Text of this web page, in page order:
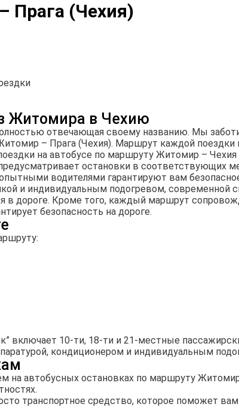
Прага (Чехия)
Житомира в Чехию
отвечающая своему названию. Мы
– Прага (Чехия). Маршрут каждой
на автобусе по маршруту Житомир –
остановки в соответствующих
водителями гарантируют вам
и индивидуальным подогревом, современной
в дороге. Кроме того, каждый маршрут
безопасность на дороге.
включает 10-ти, 18-ти и 21-местные
кондиционером и индивидуальным
на автобусных остановках по маршруту
транспортное средство, которое поможет